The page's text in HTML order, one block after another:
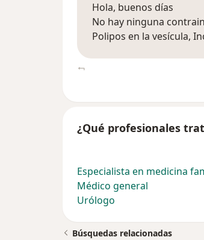
Hola, buenos días
No hay ninguna
Polipos en la vesícula,
¿Qué profesionales
Especialista en medicina
Médico general
Urólogo
Búsquedas relacionadas